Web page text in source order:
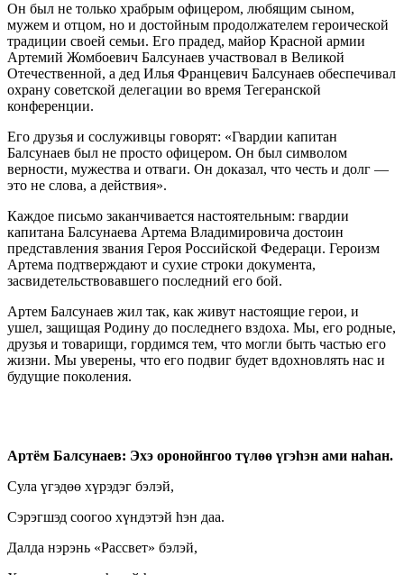
Он был не только храбрым офицером, любящим сыном,
мужем и отцом, но и достойным продолжателем героической
традиции своей семьи. Его прадед, майор Красной армии
Артемий Жомбоевич Балсунаев участвовал в Великой
Отечественной, а дед Илья Францевич Балсунаев обеспечивал
охрану советской делегации во время Тегеранской
конференции.
Его друзья и сослуживцы говорят: «Гвардии капитан
Балсунаев был не просто офицером. Он был символом
верности, мужества и отваги. Он доказал, что честь и долг —
это не слова, а действия».
Каждое письмо заканчивается настоятельным: гвардии
капитана Балсунаева Артема Владимировича достоин
представления звания Героя Российской Федераци. Героизм
Артема подтверждают и сухие строки документа,
засвидетельствовавшего последний его бой.
Артем Балсунаев жил так, как живут настоящие герои, и
ушел, защищая Родину до последнего вздоха. Мы, его родные,
друзья и товарищи, гордимся тем, что могли быть частью его
жизни. Мы уверены, что его подвиг будет вдохновлять нас и
будущие поколения.
Артём Балсунаев: Эхэ оронойнгоо түлөө үгэhэн ами наhан.
Сула үгэдөө хүрэдэг бэлэй,
Сэрэгшэд соогоо хүндэтэй hэн даа.
Далда нэрэнь «Рассвет» бэлэй,